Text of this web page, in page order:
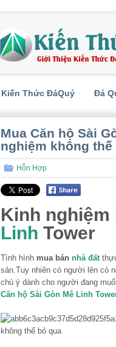
Kiến Thức ĐáQuý Đá
Mua Căn hộ Sài
nghiệm không thế
Hỗn Hợp
Kinh nghiệm
Linh Tower
Tình hình mua bán nhà đất
sản.Tuy nhiên có người lên có
chú ý dành cho người đang
Căn hộ Sài Gòn Mê Linh